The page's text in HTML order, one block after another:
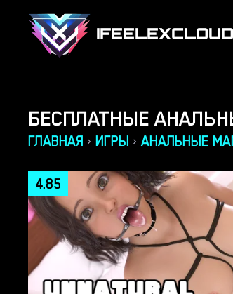
IFEELEXCLOUD
БЕСПЛАТНЫЕ
ГЛАВНАЯ › ИГРЫ › АНАЛЬНЫЕ
4.85